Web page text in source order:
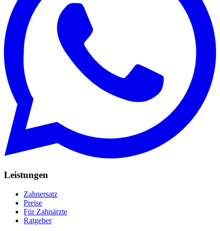
Leistungen
Zahnersatz
Preise
Für Zahnärzte
Ratgeber